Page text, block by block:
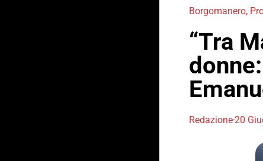
Borgomanero,
“Tra
Redazione20